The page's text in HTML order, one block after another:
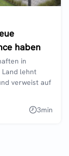
haben
in
Land lehnt
verweist auf
3min